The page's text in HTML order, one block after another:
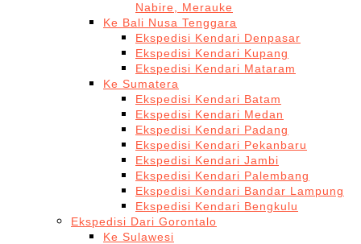
Nabire, Merauke
Ke Bali Nusa Tenggara
Ekspedisi Kendari Denpasar
Ekspedisi Kendari Kupang
Ekspedisi Kendari Mataram
Ke Sumatera
Ekspedisi Kendari Batam
Ekspedisi Kendari Medan
Ekspedisi Kendari Padang
Ekspedisi Kendari Pekanbaru
Ekspedisi Kendari Jambi
Ekspedisi Kendari Palembang
Ekspedisi Kendari Bandar Lampung
Ekspedisi Kendari Bengkulu
Ekspedisi Dari Gorontalo
Ke Sulawesi